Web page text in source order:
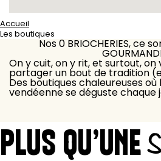
Accueil
Les boutiques
Nos0 BRIOCHERIES, ce
On y cuit, on y rit, et surtout,
partager un bout de tradition
Des boutiques chaleureuses
vendéenne se déguste chaque
PLUS QU’UNE